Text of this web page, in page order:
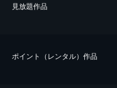
⾒放題作品
ポイント（レンタル）作品